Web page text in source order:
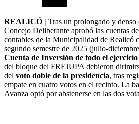
REALICÓ | Tras un prolongado y denso
Concejo Deliberante aprobó las cuentas
contables de la Municipalidad de Realicó
segundo semestre de 2025 (julio-
Cuenta de Inversión de todo el ejercicio
del bloque del FREJUPA debieron
del voto doble de la presidencia, tras
empate en cuatro votos en el recinto. La
Avanza optó por abstenerse en las dos